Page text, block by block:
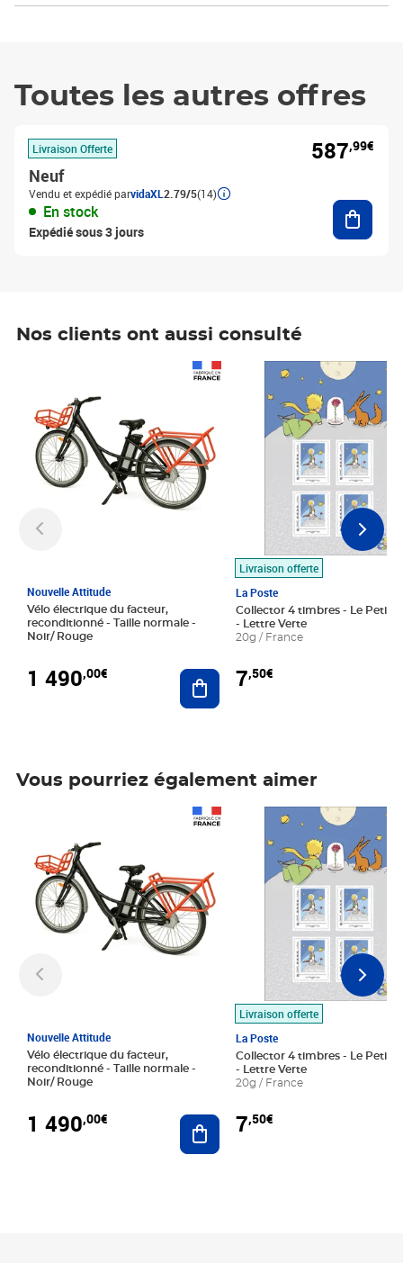
Toutes les autres offres
Livraison Offerte
Neuf
Vendu et expédié parvidaXL 2.79/5(14)
En stock
Expédié sous 3 jours
587,99€
Nos clients ont aussi consulté
Nouvelle Attitude
Vélo électrique du facteur,
reconditionné - Taille normale -
Noir/ Rouge
1 490,00€ Ajouter au panier
Livraison offerte
La Poste
Collector 4 timbres - Le Petit
- Lettre Verte
20g / France
7,50€
Prix 7,50€
Vous pourriez également aimer
Nouvelle Attitude
Vélo électrique du facteur,
reconditionné - Taille normale -
Noir/ Rouge
1 490,00€ Ajouter au panier
Livraison offerte
La Poste
Collector 4 timbres - Le Petit
- Lettre Verte
20g / France
7,50€
Prix 7,50€